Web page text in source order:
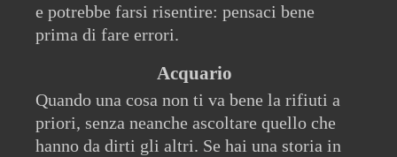
e potrebbe farsi risentire: pensaci bene
prima di fare errori.
Acquario
Quando una cosa non ti va bene la rifiuti a
priori, senza neanche ascoltare quello che
hanno da dirti gli altri. Se hai una storia in